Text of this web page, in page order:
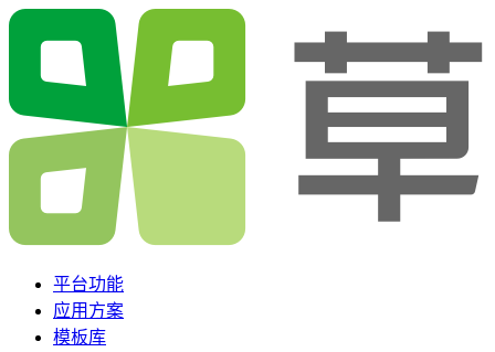
平台功能
应用方案
模板库